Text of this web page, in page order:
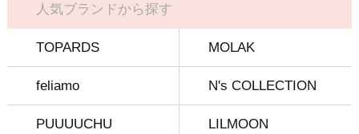
人気ブランドから探す
TOPARDS MOLAK
feliamo N's COLLECTION
PUUUUCHU LILMOON